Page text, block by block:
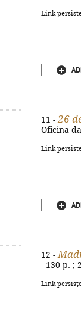
Link
11 - 26
Oficina
Link
12 -
- 130 p. ;
Link